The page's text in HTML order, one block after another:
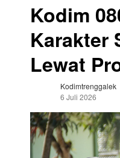
Kodim
Karakter
Lewat
Kodimtrenggalek
6 Juli 2026